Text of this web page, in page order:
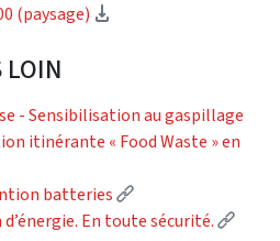
(paysage)
LOIN
- Sensibilisation au gaspillage
itinérante « Food Waste » en
batteries
(Lien externe)
d’énergie. En toute sécurité.
(Lien